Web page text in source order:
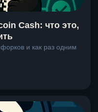
Cash: что это,
и как раз одним